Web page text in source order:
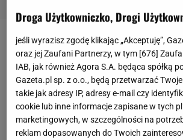
W 2020 roku po dziesięciu latach
Manchesterze City , David Silva
boiska. Wtedy podpisał dwuletnią
Sociedad, która była sukcesywnie
kolejny rok. Ostatni podpis pod
czerwca 2024 roku pomocnik
Droga Użytkowniczko, Drogi
jeśli wyrazisz zgodę klikając „Akceptuję”,
oraz jej Zaufani Partnerzy, w tym [676]
IAB, jak również Agora S.A. będąca spółką
Gazeta.pl sp. z o.o., będą przetwarzać
takie jak adresy IP, adresy e-mail czy
cookie lub inne informacje zapisane w tych
marketingowych, w szczególności na
reklam dopasowanych do Twoich